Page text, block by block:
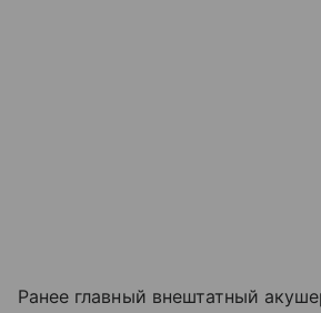
Ранее главный внештатный